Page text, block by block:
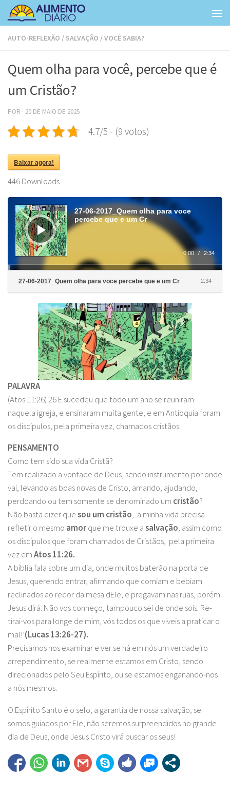
Skip to content
AUTO-REFLEXÃO / SALVAÇÃO /VOCÊ SABIA?
Quem olha para você, percebe que é
um Cristão?
POR · 20 DE MAIO DE 2025
4.7/5 - (9 votos)
Baixar agora!
446Downloads
Tocador
áudio
27-06-2017_Quem olha para voce
percebe que e um Cr
0:00 / 2:34
27-06-2017_Quem olha para voce percebe que e um Cr 2:34
PALAVRA
(Atos 11:26) 26 E sucedeu que todo um ano se reuniram
naquela igreja, e ensinaram muita gente; e em Antioquia foram
os discípulos, pela primeira vez, chamados cristãos.
PENSAMENTO
Como tem sido sua vida Cristã?
Tem realizado a vontade de Deus, sendo instrumento por onde
vai, levando as boas novas de Cristo, amando, ajudando,
perdoando ou tem somente se denominado um cristão?
Não basta dizer quesou um cristão, a minha vida precisa
refletir o mesmo amorque me trouxe asalvação, assim como
os discípulos que foram chamados de Cristãos, pela primeira
vez emAtos 11:26.
A bíblia fala sobre um dia, onde muitos baterão na porta de
Jesus, querendo entrar, afirmando que comiam e bebiam
reclinados ao redor da mesa dEle, e pregavam nas ruas, porém
Jesus dirá: Não vos conheço, tampouco sei de onde sois. Re-
tirai-vos para longe de mim, vós todos os que viveis a praticar o
mal!’(Lucas 13:26-27).
Precisamos nos examinar e ver se há em nós um verdadeiro
arrependimento, se realmente estamos em Cristo, sendo
direcionados pelo Seu Espírito, ou se estamos enganando-nos
a nós mesmos.
O Espírito Santo é o selo, a garantia de nossa salvação, se
somos guiados por Ele, não seremos surpreendidos no grande
dia de Deus, onde Jesus Cristo virá buscar os seus!